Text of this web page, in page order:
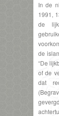
In de
1991,
de
de
“De
of de
dat